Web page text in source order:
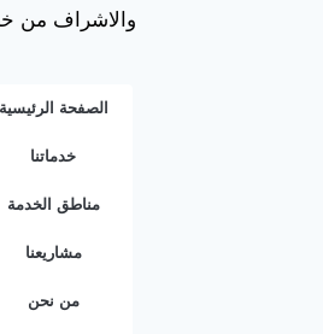
والاشراف من
الصفحة الرئيسية
خدماتنا
مناطق الخدمة
مشاريعنا
من نحن